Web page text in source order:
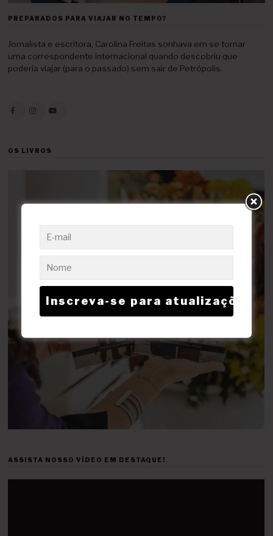
PREPARADOS PARA VIAJAR NO TEMPO?
Jornalista e escritora, Carolina Freitas sonhava em se tornar
uma correspondente internacional quando descobriu que
poderia viajar (para o passado) sem sair de Petrópolis.
OS LIVROS
ASSISTA NOSSO VÍDEO EM DESTAQUE!